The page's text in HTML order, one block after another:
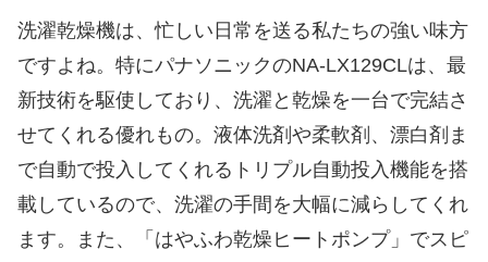
洗濯乾燥機は、忙しい日常を送る私たちの強い味方
ですよね。特にパナソニックのNA-LX129CLは、最
新技術を駆使しており、洗濯と乾燥を一台で完結さ
せてくれる優れもの。液体洗剤や柔軟剤、漂白剤ま
で自動で投入してくれるトリプル自動投入機能を搭
載しているので、洗濯の手間を大幅に減らしてくれ
ます。また、「はやふわ乾燥ヒートポンプ」でスピ